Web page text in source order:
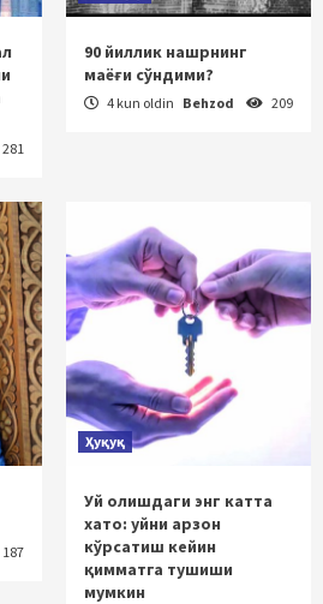
281
90 йиллик нашрнинг
маёғи сўндими?
4 kun oldin Behzod 209
187
Ҳуқуқ
Уй олишдаги энг катта
хато: уйни арзон
кўрсатиш кейин
қимматга тушиши
мумкин